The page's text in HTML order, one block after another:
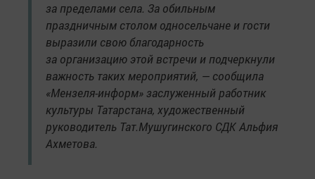
за пределами села. За обильным
праздничным столом односельчане и гости
выразили свою благодарность
за организацию этой встречи и подчеркнули
важность таких мероприятий, — сообщила
«Мензеля-информ» заслуженный работник
культуры Татарстана, художественный
руководитель Тат.Мушугинского СДК Альфия
Ахметова.